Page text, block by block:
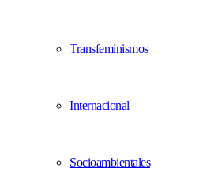
Transfeminismos
Internacional
Socioambientales